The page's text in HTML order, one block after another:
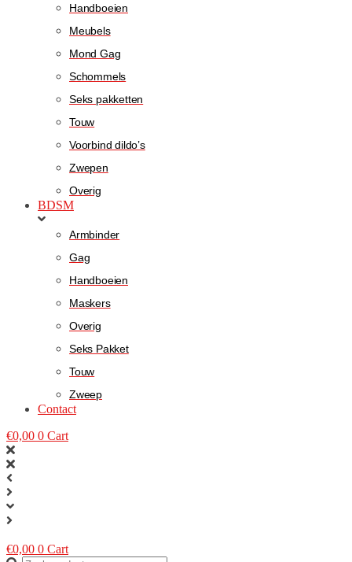
Handboeien
Meubels
Mond Gag
Schommels
Seks pakketten
Touw
Voorbind dildo’s
Zwepen
Overig
BDSM
Armbinder
Gag
Handboeien
Maskers
Overig
Seks Pakket
Touw
Zweep
Contact
€0,00 0 Cart
€0,00 0 Cart